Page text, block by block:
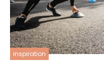
inspiration